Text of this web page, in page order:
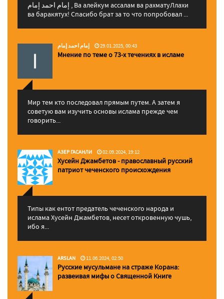
إمام احمد إمام , Ва алейкум ассалам ва рахматуЛлахи
ва баракятух! Спасибо брат за то что попробовал ...
إمام احمد إمام 29.01.2025, 00:43
Мнение по теме о 73-х течениях в исламе
Мир тем кто последовал прямым путем. А затем я
советую вам изучить основы ислама прежде чем
говорить...
АЗЕР ГАСАНЛИ 02.09.2024, 19:12
Хусейн Джамбетов - православный русский
патриот чеченского происхождения
Типы как ентот предатель чеченского народа и
ислама Хусейн Джамбетов, несет откровенную чушь,
ибо я...
ARSLAN 11.06.2024, 02:50
Русские мусульмане на страже Корана:
pазвеивая мифы о Священной Книге